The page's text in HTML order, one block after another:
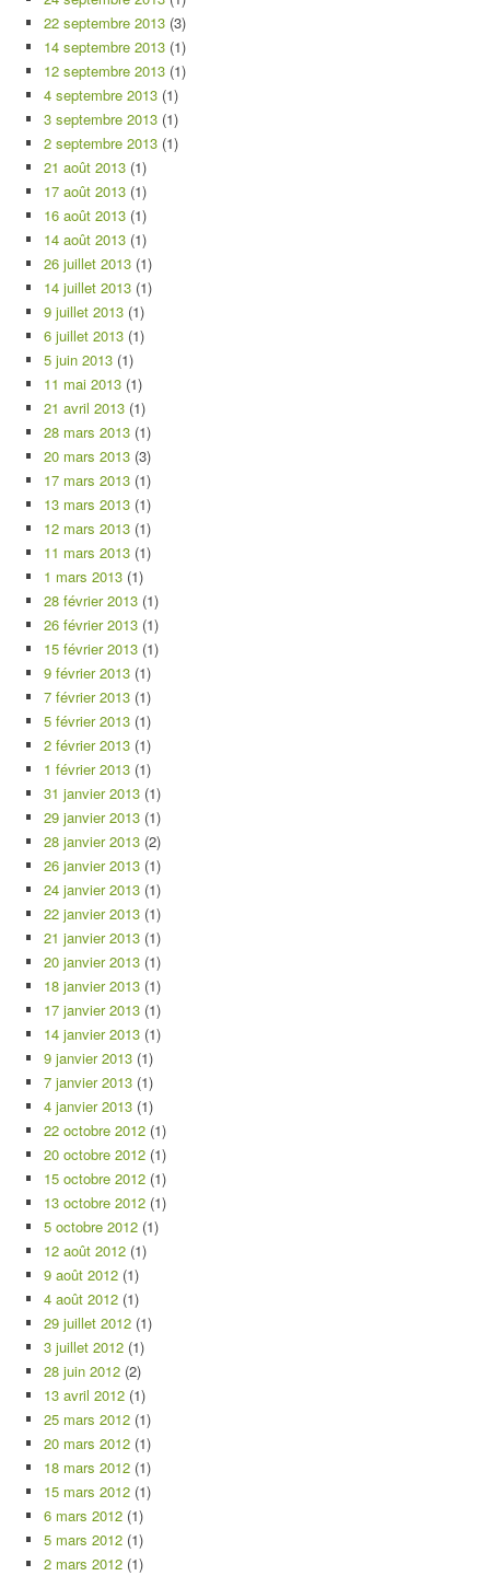
22 septembre 2013 (3)
14 septembre 2013 (1)
12 septembre 2013 (1)
4 septembre 2013 (1)
3 septembre 2013 (1)
2 septembre 2013 (1)
21 août 2013 (1)
17 août 2013 (1)
16 août 2013 (1)
14 août 2013 (1)
26 juillet 2013 (1)
14 juillet 2013 (1)
9 juillet 2013 (1)
6 juillet 2013 (1)
5 juin 2013 (1)
11 mai 2013 (1)
21 avril 2013 (1)
28 mars 2013 (1)
20 mars 2013 (3)
17 mars 2013 (1)
13 mars 2013 (1)
12 mars 2013 (1)
11 mars 2013 (1)
1 mars 2013 (1)
28 février 2013 (1)
26 février 2013 (1)
15 février 2013 (1)
9 février 2013 (1)
7 février 2013 (1)
5 février 2013 (1)
2 février 2013 (1)
1 février 2013 (1)
31 janvier 2013 (1)
29 janvier 2013 (1)
28 janvier 2013 (2)
26 janvier 2013 (1)
24 janvier 2013 (1)
22 janvier 2013 (1)
21 janvier 2013 (1)
20 janvier 2013 (1)
18 janvier 2013 (1)
17 janvier 2013 (1)
14 janvier 2013 (1)
9 janvier 2013 (1)
7 janvier 2013 (1)
4 janvier 2013 (1)
22 octobre 2012 (1)
20 octobre 2012 (1)
15 octobre 2012 (1)
13 octobre 2012 (1)
5 octobre 2012 (1)
12 août 2012 (1)
9 août 2012 (1)
4 août 2012 (1)
29 juillet 2012 (1)
3 juillet 2012 (1)
28 juin 2012 (2)
13 avril 2012 (1)
25 mars 2012 (1)
20 mars 2012 (1)
18 mars 2012 (1)
15 mars 2012 (1)
6 mars 2012 (1)
5 mars 2012 (1)
2 mars 2012 (1)